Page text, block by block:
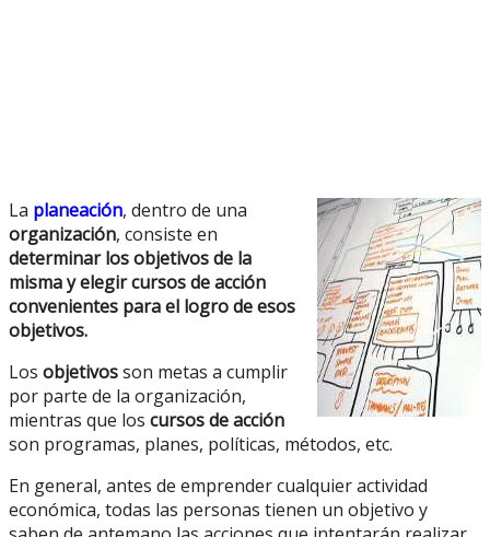
La planeación, dentro de una
organización, consiste en
determinar los objetivos de la
misma y elegir cursos de acción
convenientes para el logro de esos
objetivos.
Los objetivosson metas a cumplir
por parte de la organización,
mientras que los cursos de acción
son programas, planes, políticas, métodos, etc.
En general, antes de emprender cualquier actividad
económica, todas las personas tienen un objetivo y